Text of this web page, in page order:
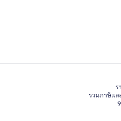
ร้านอาหาร
ร
รวมภาษีแล